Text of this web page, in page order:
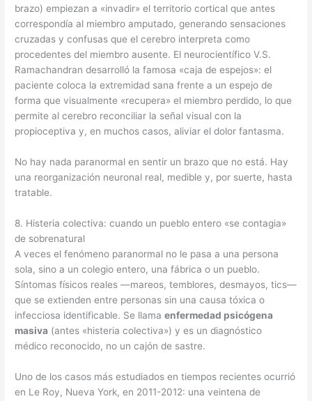
brazo) empiezan a «invadir» el territorio cortical que antes
correspondía al miembro amputado, generando sensaciones
cruzadas y confusas que el cerebro interpreta como
procedentes del miembro ausente. El neurocientífico V.S.
Ramachandran desarrolló la famosa «caja de espejos»: el
paciente coloca la extremidad sana frente a un espejo de
forma que visualmente «recupera» el miembro perdido, lo que
permite al cerebro reconciliar la señal visual con la
propioceptiva y, en muchos casos, aliviar el dolor fantasma.
No hay nada paranormal en sentir un brazo que no está. Hay
una reorganización neuronal real, medible y, por suerte, hasta
tratable.
8. Histeria colectiva: cuando un pueblo entero «se contagia»
de sobrenatural
A veces el fenómeno paranormal no le pasa a una persona
sola, sino a un colegio entero, una fábrica o un pueblo.
Síntomas físicos reales —mareos, temblores, desmayos, tics—
que se extienden entre personas sin una causa tóxica o
infecciosa identificable. Se llamaenfermedad psicógena
masiva (antes «histeria colectiva») y es un diagnóstico
médico reconocido, no un cajón de sastre.
Uno de los casos más estudiados en tiempos recientes ocurrió
en Le Roy, Nueva York, en 2011-2012: una veintena de